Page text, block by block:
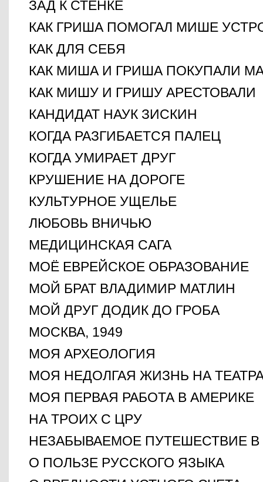
ЗАД К СТЕНКЕ
КАК ГРИША ПОМОГАЛ МИШЕ
КАК ДЛЯ СЕБЯ
КАК МИША И ГРИША ПОКУПАЛИ
КАК МИШУ И ГРИШУ АРЕСТОВАЛИ
КАНДИДАТ НАУК ЗИСКИН
КОГДА РАЗГИБАЕТСЯ ПАЛЕЦ
КОГДА УМИРАЕТ ДРУГ
КРУШЕНИЕ НА ДОРОГЕ
КУЛЬТУРНОЕ УЩЕЛЬЕ
ЛЮБОВЬ ВНИЧЬЮ
МЕДИЦИНСКАЯ САГА
МОЁ ЕВРЕЙСКОЕ ОБРАЗОВАНИЕ
МОЙ БРАТ ВЛАДИМИР МАТЛИН
МОЙ ДРУГ ДОДИК ДО ГРОБА
МОСКВА, 1949
МОЯ АРХЕОЛОГИЯ
МОЯ НЕДОЛГАЯ ЖИЗНЬ НА
МОЯ ПЕРВАЯ РАБОТА В АМЕРИКЕ
НА ТРОИХ С ЦРУ
НЕЗАБЫВАЕМОЕ ПУТЕШЕСТВИЕ
О ПОЛЬЗЕ РУССКОГО ЯЗЫКА